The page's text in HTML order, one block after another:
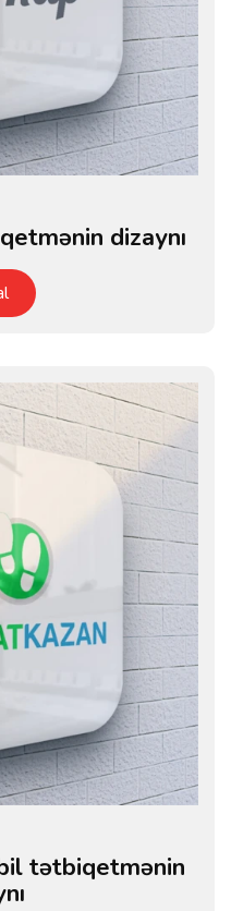
dizaynı
tətbiqetmənin